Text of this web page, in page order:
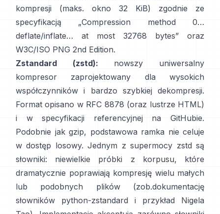
kompresji (maks. okno 32 KiB) zgodnie ze
specyfikacją
„Compression method 0…
deflate/inflate… at most 32768 bytes”
oraz
W3C/ISO PNG 2nd Edition.
Zstandard (zstd): nowszy uniwersalny
kompresor zaprojektowany dla wysokich
współczynników i bardzo szybkiej dekompresji.
Format opisano w RFC 8878 (oraz lustrze HTML)
i w specyfikacji referencyjnej
na GitHubie.
Podobnie jak gzip, podstawowa ramka nie celuje
w dostęp losowy. Jednym z supermocy zstd są
słowniki: niewielkie próbki z korpusu, które
dramatycznie poprawiają kompresję wielu małych
lub podobnych plików (zob.dokumentację
słowników python-zstandard
i
przykład Nigela